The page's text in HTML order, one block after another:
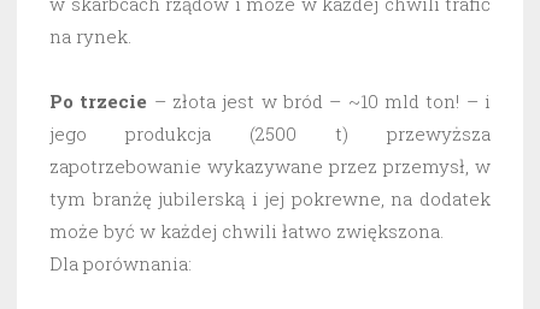
na rynek.
Po trzecie – złota jest w bród – ~10 mld ton! – i
jego produkcja (2500 t) przewyższa
zapotrzebowanie wykazywane przez przemysł, w
tym branżę jubilerską i jej pokrewne, na dodatek
może być w każdej chwili łatwo zwiększona.
Dla porównania: